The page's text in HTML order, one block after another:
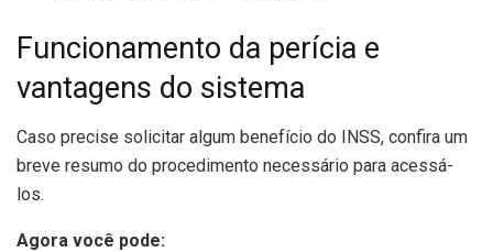
Funcionamento da perícia e
vantagens do sistema
Caso precise solicitar algum benefício do INSS, confira um
breve resumo do procedimento necessário para acessá-
los.
Agora você pode: